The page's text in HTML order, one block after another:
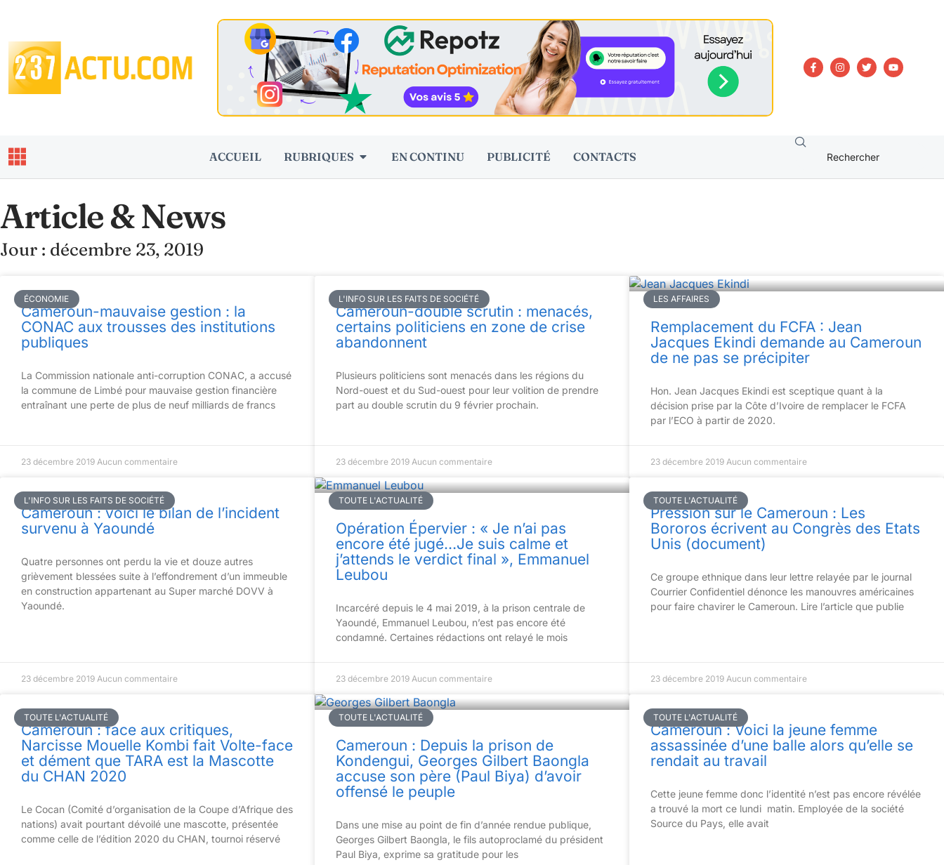
ACCUEIL RUBRIQUES EN CONTINU PUBLICITÉ CONTACTS
Article & News
Jour : décembre 23, 2019
ÉCONOMIE
Cameroun-mauvaise gestion : la
CONAC aux trousses des institutions
publiques
La Commission nationale anti-corruption CONAC, a accusé
la commune de Limbé pour mauvaise gestion financière
entraînant une perte de plus de neuf milliards de francs
23 décembre 2019 Aucun commentaire
L'INFO SUR LES FAITS DE SOCIÉTÉ
Cameroun-double scrutin : menacés,
certains politiciens en zone de crise
abandonnent
Plusieurs politiciens sont menacés dans les régions du
Nord-ouest et du Sud-ouest pour leur volition de prendre
part au double scrutin du 9 février prochain.
23 décembre 2019 Aucun commentaire
LES AFFAIRES
Remplacement du FCFA : Jean
Jacques Ekindi demande au Cameroun
de ne pas se précipiter
Hon. Jean Jacques Ekindi est sceptique quant à la
décision prise par la Côte d’Ivoire de remplacer le FCFA
par l’ECO à partir de 2020.
23 décembre 2019 Aucun commentaire
L'INFO SUR LES FAITS DE SOCIÉTÉ
Cameroun : voici le bilan de l’incident
survenu à Yaoundé
Quatre personnes ont perdu la vie et douze autres
grièvement blessées suite à l’effondrement d’un immeuble
en construction appartenant au Super marché DOVV à
Yaoundé.
23 décembre 2019 Aucun commentaire
TOUTE L'ACTUALITÉ
Opération Épervier : « Je n’ai pas
encore été jugé…Je suis calme et
j’attends le verdict final », Emmanuel
Leubou
Incarcéré depuis le 4 mai 2019, à la prison centrale de
Yaoundé, Emmanuel Leubou, n’est pas encore été
condamné. Certaines rédactions ont relayé le mois
23 décembre 2019 Aucun commentaire
TOUTE L'ACTUALITÉ
Pression sur le Cameroun : Les
Bororos écrivent au Congrès des Etats
Unis (document)
Ce groupe ethnique dans leur lettre relayée par le journal
Courrier Confidentiel dénonce les manouvres américaines
pour faire chavirer le Cameroun. Lire l’article que publie
23 décembre 2019 Aucun commentaire
TOUTE L'ACTUALITÉ
Cameroun : face aux critiques,
Narcisse Mouelle Kombi fait Volte-face
et dément que TARA est la Mascotte
du CHAN 2020
Le Cocan (Comité d’organisation de la Coupe d’Afrique des
nations) avait pourtant dévoilé une mascotte, présentée
comme celle de l’édition 2020 du CHAN, tournoi réservé
TOUTE L'ACTUALITÉ
Cameroun : Depuis la prison de
Kondengui, Georges Gilbert Baongla
accuse son père (Paul Biya) d’avoir
offensé le peuple
Dans une mise au point de fin d’année rendue publique,
Georges Gilbert Baongla, le fils autoproclamé du président
Paul Biya, exprime sa gratitude pour les
TOUTE L'ACTUALITÉ
Cameroun : Voici la jeune femme
assassinée d’une balle alors qu’elle se
rendait au travail
Cette jeune femme donc l’identité n’est pas encore révélée
a trouvé la mort ce lundi matin. Employée de la société
Source du Pays, elle avait